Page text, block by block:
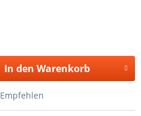
In den Warenkorb
Empfehlen